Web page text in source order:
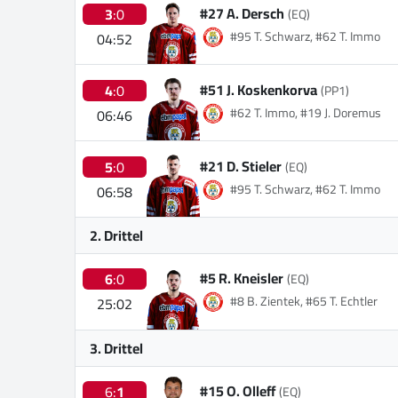
3:0
04:52
#27 A. Dersch(EQ)
#95 T. Schwarz, #62 T. Immo
4:0
06:46
#51 J. Koskenkorva(PP1)
#62 T. Immo, #19 J. Doremus
5:0
06:58
#21 D. Stieler(EQ)
#95 T. Schwarz, #62 T. Immo
2. Drittel
6:0
25:02
#5 R. Kneisler(EQ)
#8 B. Zientek, #65 T. Echtler
3. Drittel
6:1 #15 O. Olleff(EQ)